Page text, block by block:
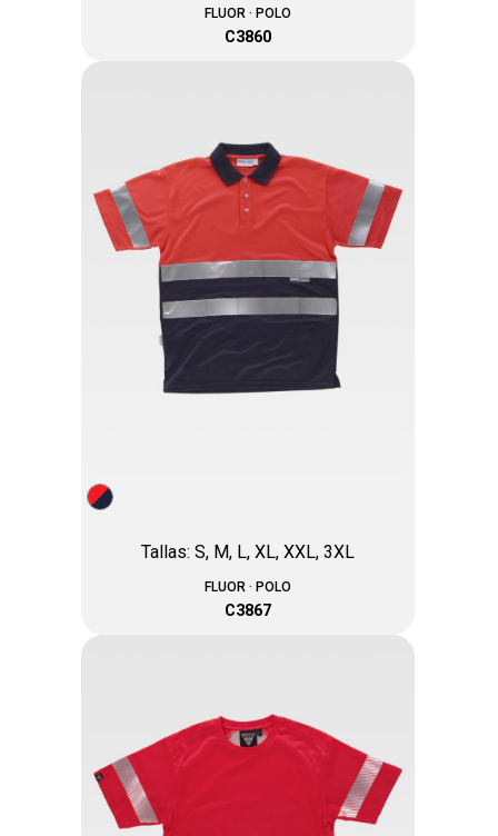
FLUOR · POLO
C3860
Tallas: S, M, L, XL, XXL, 3XL
FLUOR · POLO
C3867